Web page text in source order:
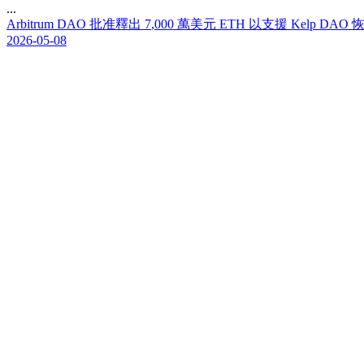
...
Arbitrum DAO 批准釋出 7,000 萬美元 ETH 以支援 Kelp DAO 恢
2026-05-08